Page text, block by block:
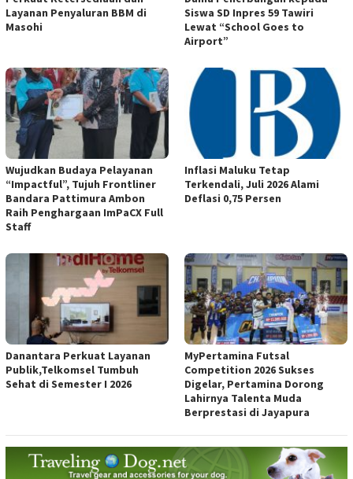
Layanan Penyaluran BBM di
Masohi
Siswa SD Inpres 59 Tawiri
Lewat “School Goes to
Airport”
Wujudkan Budaya Pelayanan
“Impactful”, Tujuh Frontliner
Bandara Pattimura Ambon
Raih Penghargaan ImPaCX Full
Staff
Inflasi Maluku Tetap
Terkendali, Juli 2026 Alami
Deflasi 0,75 Persen
Danantara Perkuat Layanan
Publik,Telkomsel Tumbuh
Sehat di Semester I 2026
MyPertamina Futsal
Competition 2026 Sukses
Digelar, Pertamina Dorong
Lahirnya Talenta Muda
Berprestasi di Jayapura